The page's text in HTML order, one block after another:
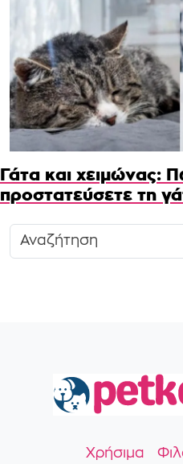
Γάτα και χειμώνας:
προστατεύσετε τη
Χρήσιμα